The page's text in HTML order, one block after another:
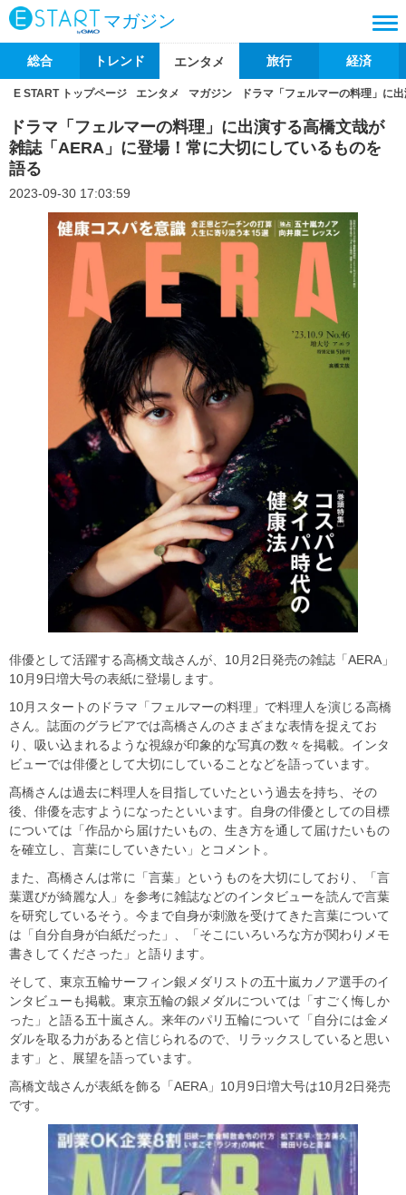
マガジン
総合 トレンド エンタメ 旅行 経済
E START トップページ エンタメ マガジン ドラマ「フェルマーの料理」に
ドラマ「フェルマーの料理」に出演する高橋文哉が
雑誌「AERA」に登場！常に大切にしているものを
語る
2023-09-30 17:03:59
俳優として活躍する高橋文哉さんが、10月2日発売の雑誌「AERA」
10月9日増大号の表紙に登場します。
10月スタートのドラマ「フェルマーの料理」で料理人を演じる高橋
さん。誌面のグラビアでは高橋さんのさまざまな表情を捉えてお
り、吸い込まれるような視線が印象的な写真の数々を掲載。インタ
ビューでは俳優として大切にしていることなどを語っています。
髙橋さんは過去に料理人を目指していたという過去を持ち、その
後、俳優を志すようになったといいます。自身の俳優としての目標
については「作品から届けたいもの、生き方を通して届けたいもの
を確立し、言葉にしていきたい」とコメント。
また、髙橋さんは常に「言葉」というものを大切にしており、「言
葉選びが綺麗な人」を参考に雑誌などのインタビューを読んで言葉
を研究しているそう。今まで自身が刺激を受けてきた言葉について
は「自分自身が白紙だった」、「そこにいろいろな方が関わりメモ
書きしてくださった」と語ります。
そして、東京五輪サーフィン銀メダリストの五十嵐カノア選手のイ
ンタビューも掲載。東京五輪の銀メダルについては「すごく悔しか
った」と語る五十嵐さん。来年のパリ五輪について「自分には金メ
ダルを取る力があると信じられるので、リラックスしていると思い
ます」と、展望を語っています。
高橋文哉さんが表紙を飾る「AERA」10月9日増大号は10月2日発売
です。